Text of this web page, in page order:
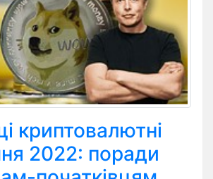
криптовалютні
2022: поради